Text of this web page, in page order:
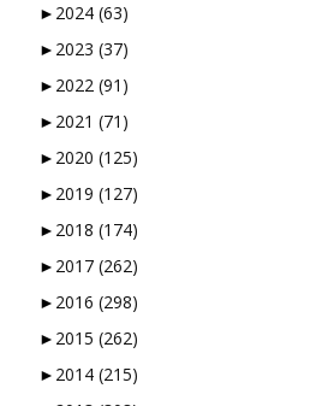
► 2024 (63)
► 2023 (37)
► 2022 (91)
► 2021 (71)
► 2020 (125)
► 2019 (127)
► 2018 (174)
► 2017 (262)
► 2016 (298)
► 2015 (262)
► 2014 (215)